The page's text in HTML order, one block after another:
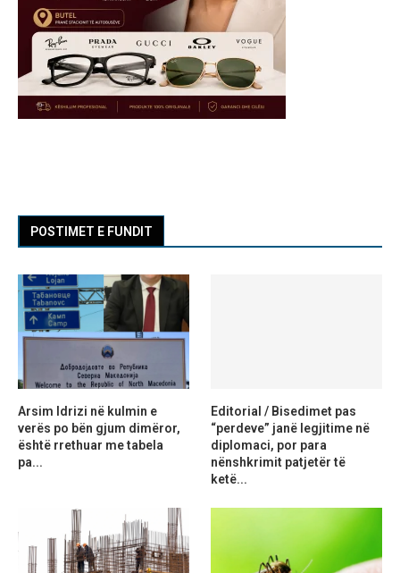
POSTIMET E FUNDIT
Arsim Idrizi në kulmin e
verës po bën gjum dimëror,
është rrethuar me tabela
pa...
Editorial / Bisedimet pas
“perdeve” janë legjitime në
diplomaci, por para
nënshkrimit patjetër të
ketë...